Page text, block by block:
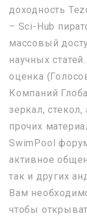
доходность
– Sci-Hub
массовый
научных
оценка
Компаний
зеркал,
прочих
SwimPool
активное
так и других
Вам
чтобы